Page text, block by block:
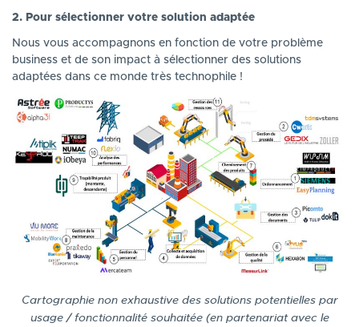
2. Pour sélectionner votre solution adaptée
Nous vous accompagnons en fonction de votre problème
business et de son impact à sélectionner des solutions
adaptées dans ce monde très technophile !
Cartographie non exhaustive des solutions potentielles par
usage / fonctionnalité souhaitée (en partenariat avec le